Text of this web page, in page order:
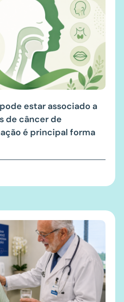
estar associado a
de câncer de
é principal forma